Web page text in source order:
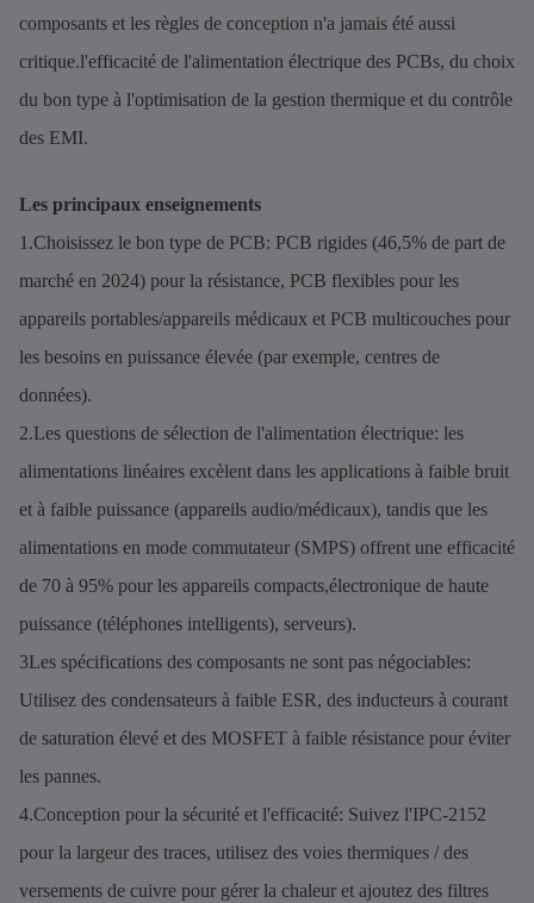
composants et les règles de conception n'a jamais été aussi
critique.l'efficacité de l'alimentation électrique des PCBs, du choix
du bon type à l'optimisation de la gestion thermique et du contrôle
des EMI.
Les principaux enseignements
1.Choisissez le bon type de PCB: PCB rigides (46,5% de part de
marché en 2024) pour la résistance, PCB flexibles pour les
appareils portables/appareils médicaux et PCB multicouches pour
les besoins en puissance élevée (par exemple, centres de
données).
2.Les questions de sélection de l'alimentation électrique: les
alimentations linéaires excèlent dans les applications à faible bruit
et à faible puissance (appareils audio/médicaux), tandis que les
alimentations en mode commutateur (SMPS) offrent une efficacité
de 70 à 95% pour les appareils compacts,électronique de haute
puissance (téléphones intelligents), serveurs).
3Les spécifications des composants ne sont pas négociables:
Utilisez des condensateurs à faible ESR, des inducteurs à courant
de saturation élevé et des MOSFET à faible résistance pour éviter
les pannes.
4.Conception pour la sécurité et l'efficacité: Suivez l'IPC-2152
pour la largeur des traces, utilisez des voies thermiques / des
versements de cuivre pour gérer la chaleur et ajoutez des filtres